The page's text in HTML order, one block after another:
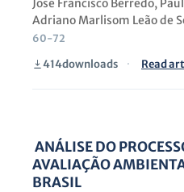
Adriano Marlisom Leão de
60-72
414downloads · Read
ANÁLISE DO
AVALIAÇÃO
BRASIL